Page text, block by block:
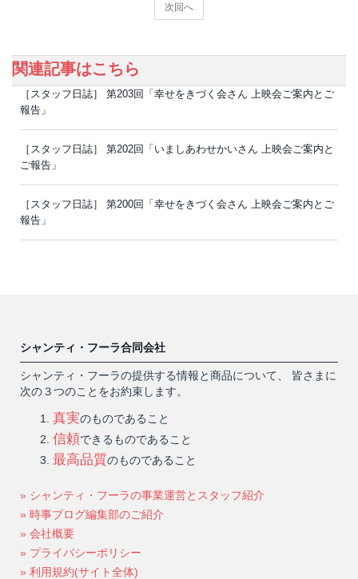
次回へ
関連記事はこちら
［スタッフ日誌］ 第203回「幸せをきづく会さん 上映会ご案内とご
報告」
［スタッフ日誌］ 第202回「いましあわせかいさん 上映会ご案内と
ご報告」
［スタッフ日誌］ 第200回「幸せをきづく会さん 上映会ご案内とご
報告」
シャンティ・フーラ合同会社
シャンティ・フーラの提供する情報と商品について、 皆さまに
次の３つのことをお約束します。
真実のものであること
信頼できるものであること
最高品質のものであること
» シャンティ・フーラの事業運営とスタッフ紹介
» 時事ブログ編集部のご紹介
» 会社概要
» プライバシーポリシー
» 利用規約(サイト全体)